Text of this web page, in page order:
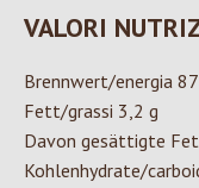
VALORI
Brennwert/energia
Fett/grassi 3,2 g
Davon gesättigte
Kohlenhydrate/